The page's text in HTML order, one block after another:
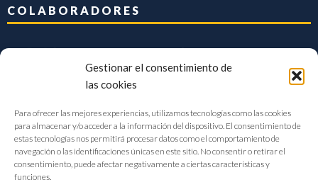
Gestionar el consentimiento de
las cookies
Para ofrecer las mejores experiencias, utilizamos tecnologías como las cookies
para almacenar y/o acceder a la información del dispositivo. El consentimiento de
estas tecnologías nos permitirá procesar datos como el comportamiento de
navegación o las identificaciones únicas en este sitio. No consentir o retirar el
consentimiento, puede afectar negativamente a ciertas características y
funciones.
COLABORADORES